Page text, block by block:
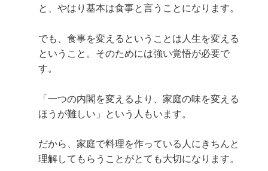
と、やはり基本は食事と言うことになります。
でも、食事を変えるということは人生を変える
ということ。そのためには強い覚悟が必要で
す。
「一つの内閣を変えるより、家庭の味を変える
ほうが難しい」という人もいます。
だから、家庭で料理を作っている人にきちんと
理解してもらうことがとても大切になります。